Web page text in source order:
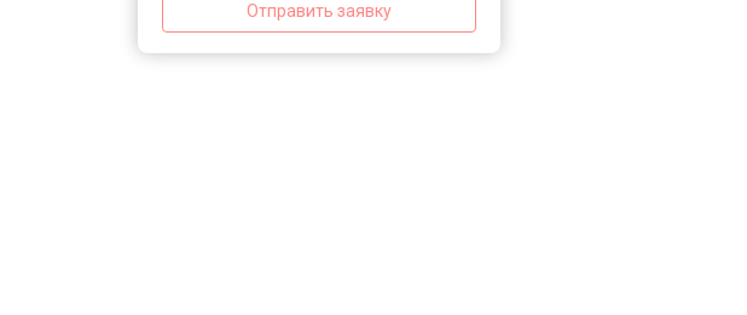
Отправить заявку